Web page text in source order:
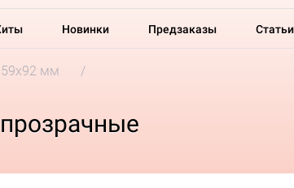
Новинки Предзаказы Статьи
59x92 мм